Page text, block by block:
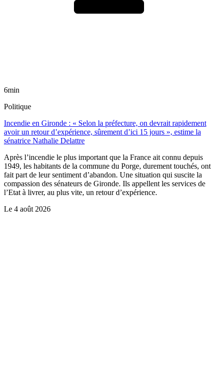
6min
Politique
Incendie en Gironde : « Selon la préfecture, on devrait rapidement
avoir un retour d’expérience, sûrement d’ici 15 jours », estime la
sénatrice Nathalie Delattre
Après l’incendie le plus important que la France ait connu depuis
1949, les habitants de la commune du Porge, durement touchés, ont
fait part de leur sentiment d’abandon. Une situation qui suscite la
compassion des sénateurs de Gironde. Ils appellent les services de
l’Etat à livrer, au plus vite, un retour d’expérience.
Le 4 août 2026